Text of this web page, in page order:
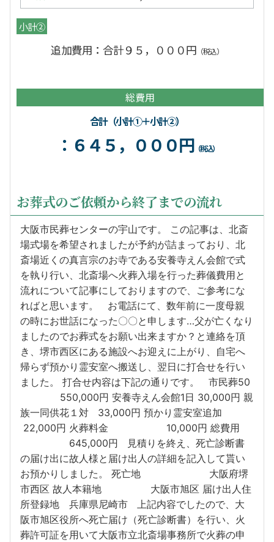
小計②
追加費用：合計９５，０００円 （税込）
総費用
合計（小計①＋小計②）
：６４５，０００円 （税込）
お葬式のご依頼から終了までの流れ
大阪市民葬センターの宇山です。 この記事は、北斎
場式場を希望されましたが予約が詰まっており、北
斎場近くの真言宗のお寺である安養寺えん会館で式
を執り行い、北斎場へ火葬入場を行った葬儀費用と
流れについて記事にしておりますので、ご参考にな
ればと思います。 お電話にて、数年前に一度母親
の時にお世話になった〇〇と申します…父が亡くなり
ましたのでお葬式をお願い出来ますか？と連絡を頂
き、堺市西区にある施設へお迎えに上がり、自宅へ
帰らず預かり霊安室へ搬送し、翌日に打合せを行い
ました。 打合せ内容は下記の通りです。 市民葬50
550,000円 安養寺えん会館1日 30,000円 親
族一同供花１対 33,000円 預かり霊安室追加
22,000円 火葬料金 10,000円 総費用
645,000円 見積りを終え、死亡診断書
の届け出に故人様と届け出人の詳細を記入して貰い
お預かりしました。 死亡地 大阪府堺
市西区 故人本籍地 大阪市旭区 届け出人住
所登録地 兵庫県尼崎市 上記内容でしたので、大
阪市旭区役所へ死亡届け（死亡診断書）を行い、火
葬許可証を用いて大阪市立北斎場事務所で火葬の申